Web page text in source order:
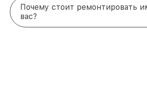
Почему стоит ремонтировать
вас?